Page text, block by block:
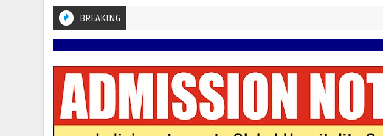
BREAKING